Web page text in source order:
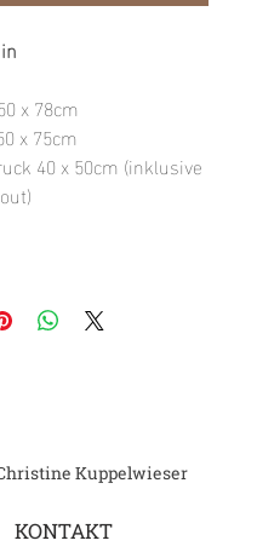
x 78cm
x 75cm
40 x 50cm (inklusive
Kuppelwieser
KONTAKT